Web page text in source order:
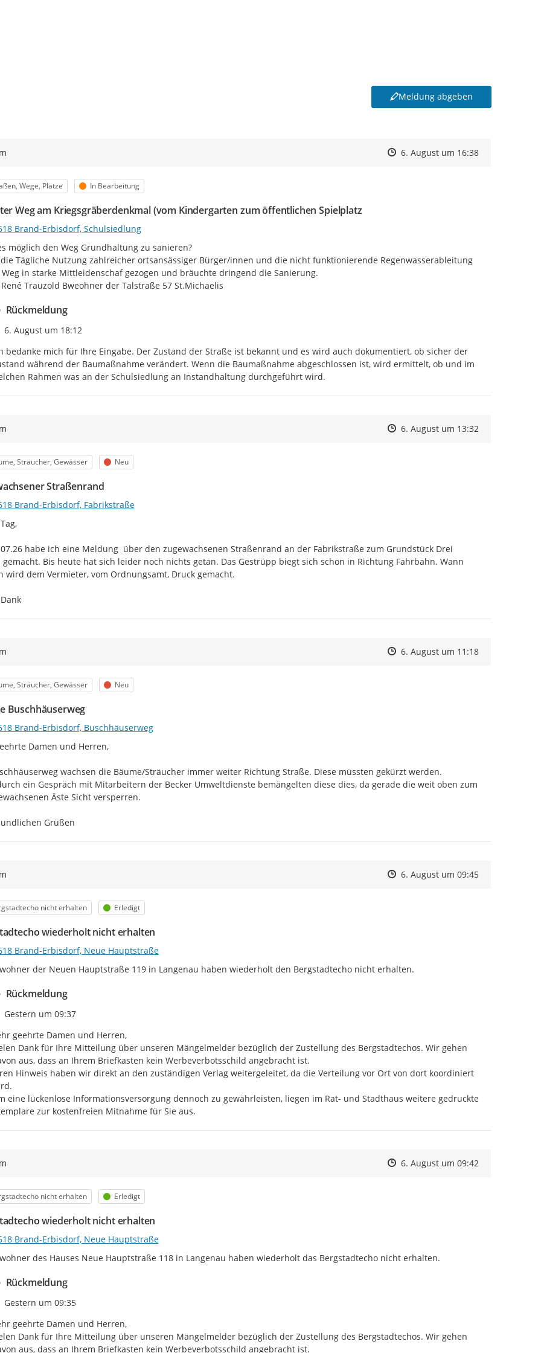
Meldung abgeben
Zeitpunkt des Erstellens
Zeitpunkt des Erstellens
6. August um 16:38Zur Äußerung
Wege, Plätze Status
In Bearbeitung
Weg am Kriegsgräberdenkmal (vom Kindergarten zum öffentlichen Spielplatz
Brand-Erbisdorf, Schulsiedlung
möglich den Weg Grundhaltung zu sanieren?
Tägliche Nutzung zahlreicher ortsansässiger Bürger/innen und die nicht funktionierende Regenwasserableitung
in starke Mittleidenschaf gezogen und bräuchte dringend die Sanierung.
Trauzold Bweohner der Talstraße 57 St.Michaelis
Rückmeldung
Zeitpunkt des Erstellens
6. August um 18:12
bedanke mich für Ihre Eingabe. Der Zustand der Straße ist bekannt und es wird auch dokumentiert, ob sicher der
während der Baumaßnahme verändert. Wenn die Baumaßnahme abgeschlossen ist, wird ermittelt, ob und im
Rahmen was an der Schulsiedlung an Instandhaltung durchgeführt wird.
Zeitpunkt des Erstellens
Zeitpunkt des Erstellens
6. August um 13:32Zur Äußerung
Sträucher, Gewässer Status
Neu
Straßenrand
Brand-Erbisdorf, Fabrikstraße
habe ich eine Meldung  über den zugewachsenen Straßenrand an der Fabrikstraße zum Grundstück Drei
gemacht. Bis heute hat sich leider noch nichts getan. Das Gestrüpp biegt sich schon in Richtung Fahrbahn. Wann
wird dem Vermieter, vom Ordnungsamt, Druck gemacht.
Zeitpunkt des Erstellens
Zeitpunkt des Erstellens
6. August um 11:18Zur Äußerung
Sträucher, Gewässer Status
Neu
Buschhäuserweg
Brand-Erbisdorf, Buschhäuserweg
Damen und Herren,
wachsen die Bäume/Sträucher immer weiter Richtung Straße. Diese müssten gekürzt werden.
ein Gespräch mit Mitarbeitern der Becker Umweltdienste bemängelten diese dies, da gerade die weit oben zum
Äste Sicht versperren.
Grüßen
Zeitpunkt des Erstellens
Zeitpunkt des Erstellens
6. August um 09:45Zur Äußerung
nicht erhalten Status
Erledigt
wiederholt nicht erhalten
Brand-Erbisdorf, Neue Hauptstraße
der Neuen Hauptstraße 119 in Langenau haben wiederholt den Bergstadtecho nicht erhalten.
Rückmeldung
Zeitpunkt des Erstellens
Gestern um 09:37
geehrte Damen und Herren,
Dank für Ihre Mitteilung über unseren Mängelmelder bezüglich der Zustellung des Bergstadtechos. Wir gehen
aus, dass an Ihrem Briefkasten kein Werbeverbotsschild angebracht ist.
Hinweis haben wir direkt an den zuständigen Verlag weitergeleitet, da die Verteilung vor Ort von dort koordiniert
eine lückenlose Informationsversorgung dennoch zu gewährleisten, liegen im Rat- und Stadthaus weitere gedruckte
zur kostenfreien Mitnahme für Sie aus.
Zeitpunkt des Erstellens
Zeitpunkt des Erstellens
6. August um 09:42Zur Äußerung
nicht erhalten Status
Erledigt
wiederholt nicht erhalten
Brand-Erbisdorf, Neue Hauptstraße
des Hauses Neue Hauptstraße 118 in Langenau haben wiederholt das Bergstadtecho nicht erhalten.
Rückmeldung
Zeitpunkt des Erstellens
Gestern um 09:35
geehrte Damen und Herren,
Dank für Ihre Mitteilung über unseren Mängelmelder bezüglich der Zustellung des Bergstadtechos. Wir gehen
aus, dass an Ihrem Briefkasten kein Werbeverbotsschild angebracht ist.